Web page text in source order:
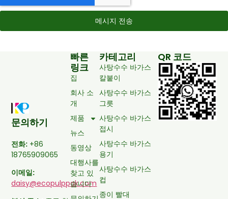
메시지 전송
문의하기
전화: +86
18765909065
이메일:
daisy@ecopulppak.com
빠른
링크
집
회사 소
개
제품
뉴스
동영상
대행사를
찾고 있
습니다
카테고리
사탕수수 바가스
칼붙이
사탕수수 바가스
그릇
사탕수수 바가스
접시
사탕수수 바가스
용기
사탕수수 바가스
컵
종이 빨대
QR 코드